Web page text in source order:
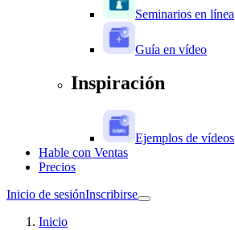
Seminarios en línea
Guía en vídeo
Inspiración
Ejemplos de vídeos
Hable con Ventas
Precios
Inicio de sesiónInscribirse
Inicio